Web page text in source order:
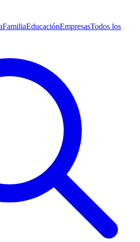
FamiliaEducaciónEmpresasTodos los